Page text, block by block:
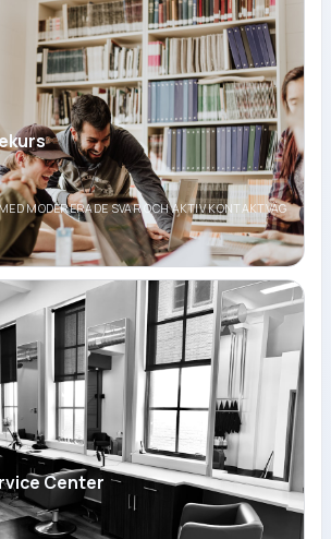
MODERERADE SVAR OCH AKTIV KONTAKTVÄG
Center